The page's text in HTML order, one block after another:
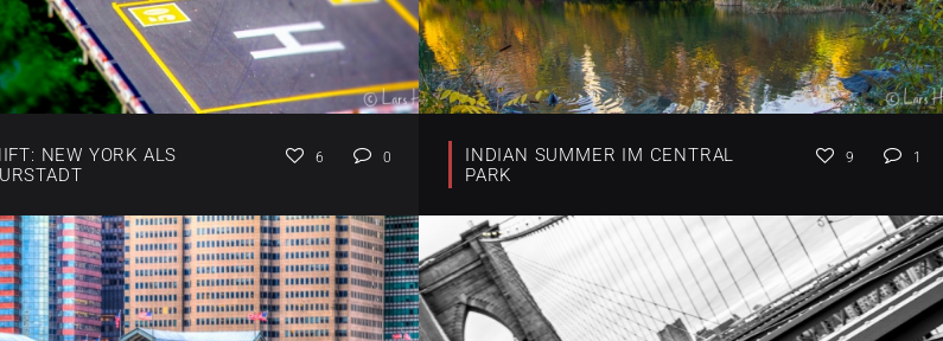
NEW YORK ALS
6 0
INDIAN SUMMER IM CENTRAL
PARK
9 1